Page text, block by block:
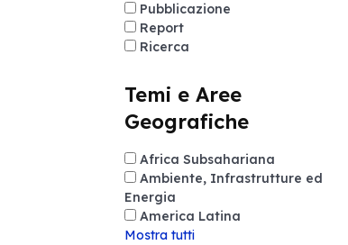
Pubblicazione
Report
Ricerca
Temi e Aree
Geografiche
Africa Subsahariana
Ambiente, Infrastrutture ed
Energia
America Latina
Mostra tutti